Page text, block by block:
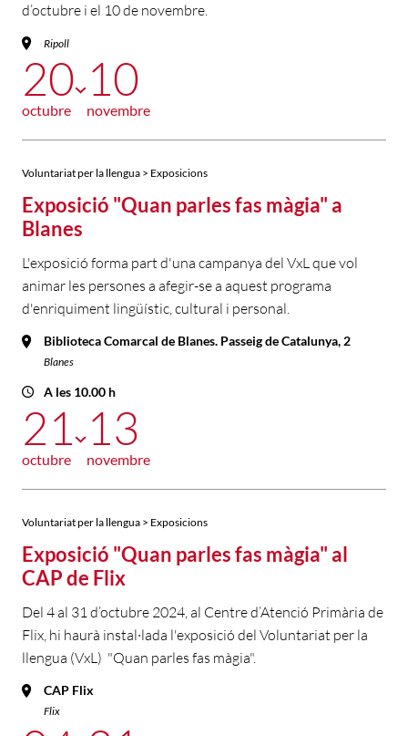
d’octubre i el 10 de novembre.
Ripoll
20
octubre
10
novembre
Voluntariat per la llengua > Exposicions
Exposició "Quan parles fas màgia" a
Blanes
L'exposició forma part d'una campanya del VxL que vol
animar les persones a afegir-se a aquest programa
d'enriquiment lingüístic, cultural i personal.
Biblioteca Comarcal de Blanes. Passeig de Catalunya, 2
Blanes
A les 10.00 h
21
octubre
13
novembre
Voluntariat per la llengua > Exposicions
Exposició "Quan parles fas màgia" al
CAP de Flix
Del 4 al 31 d’octubre 2024, al Centre d’Atenció Primària de
Flix, hi haurà instal·lada l'exposició del Voluntariat per la
llengua (VxL) "Quan parles fas màgia".
CAP Flix
Flix